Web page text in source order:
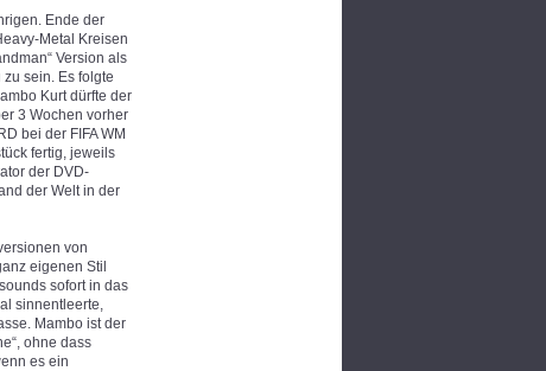
Ende der
Metal Kreisen
Version als
sein. Es folgte
Kurt dürfte der
3 Wochen vorher
bei der FIFA WM
fertig, jeweils
der DVD-
der Welt in der
von
eigenen Stil
sofort in das
sinnentleerte,
Mambo ist der
ohne dass
es ein